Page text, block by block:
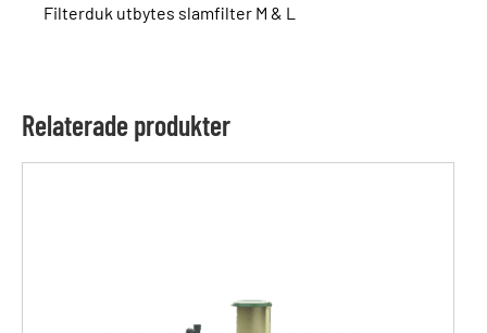
Filterduk utbytes slamfilter M & L
Relaterade produkter